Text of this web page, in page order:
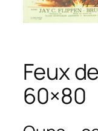
Feux
60×80